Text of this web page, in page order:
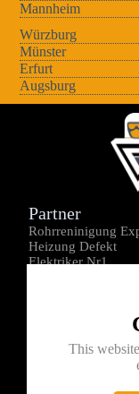
Mannheim
Würzburg
Münster
Erfurt
Augsburg
This
Partner
Rohrreninigung
Heizung Defekt
Elektriker Nr1
Kontakt